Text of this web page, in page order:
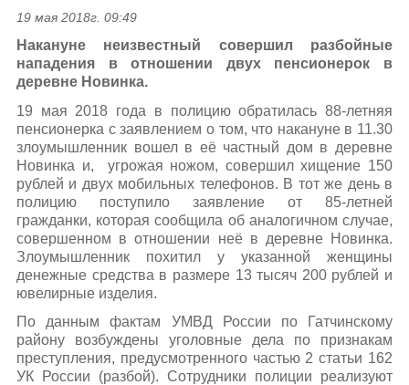
19 мая 2018г. 09:49
Накануне неизвестный совершил разбойные
нападения в отношении двух пенсионерок в
деревне Новинка.
19 мая 2018 года в полицию обратилась 88-летняя
пенсионерка с заявлением о том, что накануне в 11.30
злоумышленник вошел в её частный дом в деревне
Новинка и, угрожая ножом, совершил хищение 150
рублей и двух мобильных телефонов. В тот же день в
полицию поступило заявление от 85-летней
гражданки, которая сообщила об аналогичном случае,
совершенном в отношении неё в деревне Новинка.
Злоумышленник похитил у указанной женщины
денежные средства в размере 13 тысяч 200 рублей и
ювелирные изделия.
По данным фактам УМВД России по Гатчинскому
району возбуждены уголовные дела по признакам
преступления, предусмотренного частью 2 статьи 162
УК России (разбой). Сотрудники полиции реализуют